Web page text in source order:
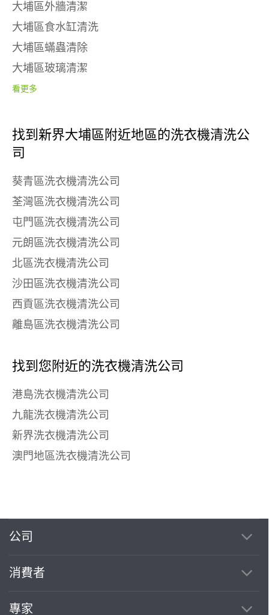
大埔區外牆清潔
大埔區食水缸清洗
大埔區蟎蟲清除
大埔區玻璃清潔
看更多
找到新界大埔區附近地區的洗衣機清洗公
司
葵青區洗衣機清洗公司
荃灣區洗衣機清洗公司
屯門區洗衣機清洗公司
元朗區洗衣機清洗公司
北區洗衣機清洗公司
沙田區洗衣機清洗公司
西貢區洗衣機清洗公司
離島區洗衣機清洗公司
找到您附近的洗衣機清洗公司
港島洗衣機清洗公司
九龍洗衣機清洗公司
新界洗衣機清洗公司
澳門地區洗衣機清洗公司
公司
消費者
專家